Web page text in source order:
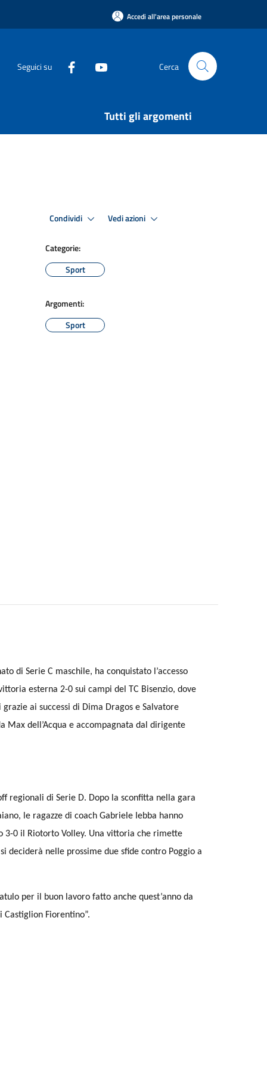
Accedi all'area personale
Seguici su Cerca
Tutti gli argomenti
Condividi Vedi azioni
Categorie:
Sport
Argomenti:
Sport
di Serie C maschile, ha conquistato l’accesso
esterna 2-0 sui campi del TC Bisenzio, dove
ai successi di Dima Dragos e Salvatore
dell’Acqua e accompagnata dal dirigente
regionali di Serie D. Dopo la sconfitta nella gara
le ragazze di coach Gabriele Iebba hanno
3-0 il Riotorto Volley. Una vittoria che rimette
deciderà nelle prossime due sfide contro Poggio a
per il buon lavoro fatto anche quest’anno da
Fiorentino”.